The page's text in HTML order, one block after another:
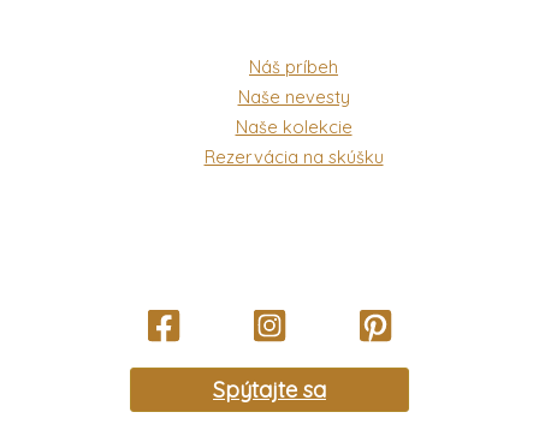
Náš príbeh
Naše nevesty
Naše kolekcie
Rezervácia na skúšku
Spýtajte sa